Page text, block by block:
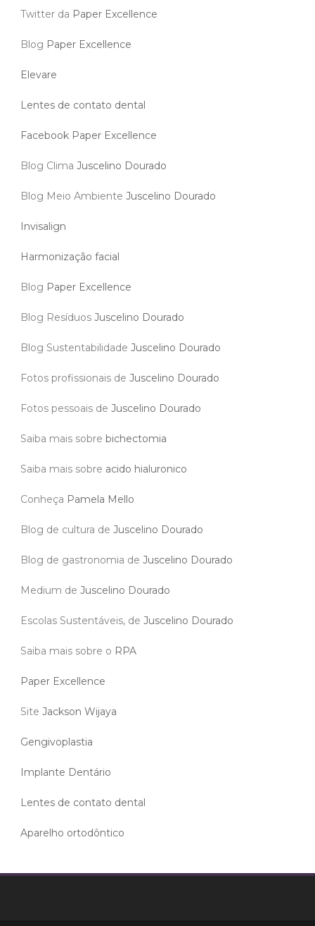
Twitter da Paper Excellence
Blog Paper Excellence
Elevare
Lentes de contato dental
Facebook Paper Excellence
Blog Clima Juscelino Dourado
Blog Meio Ambiente Juscelino Dourado
Invisalign
Harmonização facial
Blog Paper Excellence
Blog Resíduos Juscelino Dourado
Blog Sustentabilidade Juscelino Dourado
Fotos profissionais de Juscelino Dourado
Fotos pessoais de Juscelino Dourado
Saiba mais sobre bichectomia
Saiba mais sobre acido hialuronico
Conheça Pamela Mello
Blog de cultura de Juscelino Dourado
Blog de gastronomia de Juscelino Dourado
Medium de Juscelino Dourado
Escolas Sustentáveis, de Juscelino Dourado
Saiba mais sobre o RPA
Paper Excellence
Site Jackson Wijaya
Gengivoplastia
Implante Dentário
Lentes de contato dental
Aparelho ortodôntico